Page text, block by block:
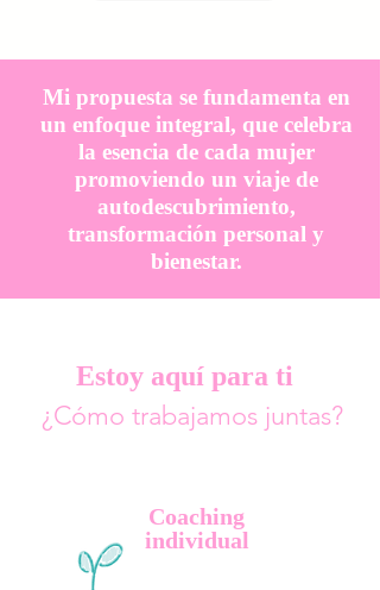
Mi propuesta se fundamenta en
un enfoque integral, que celebra
la esencia de cada mujer
promoviendo un viaje de
autodescubrimiento,
transformación personal y
bienestar.
Estoy aquí para ti
¿Cómo trabajamos juntas?
Coaching
individual